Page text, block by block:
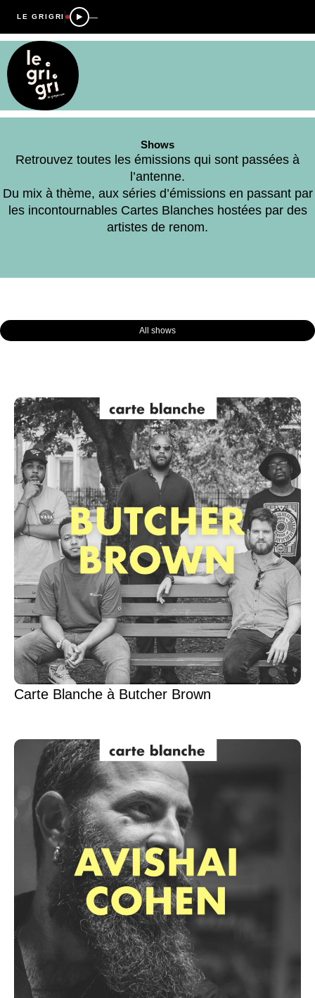
LE GRIGRI —
Shows
Retrouvez toutes les émissions qui sont passées à
l’antenne.
Du mix à thème, aux séries d’émissions en passant par
les incontournables Cartes Blanches hostées par des
artistes de renom.
All shows
Carte Blanche à Butcher Brown
Page PagePage